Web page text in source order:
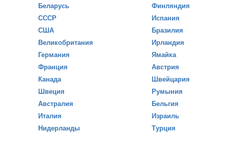
Беларусь
СССР
США
Великобритания
Германия
Франция
Канада
Швеция
Австралия
Италия
Нидерланды
Финляндия
Испания
Бразилия
Ирландия
Ямайка
Австрия
Швейцария
Румыния
Бельгия
Израиль
Турция